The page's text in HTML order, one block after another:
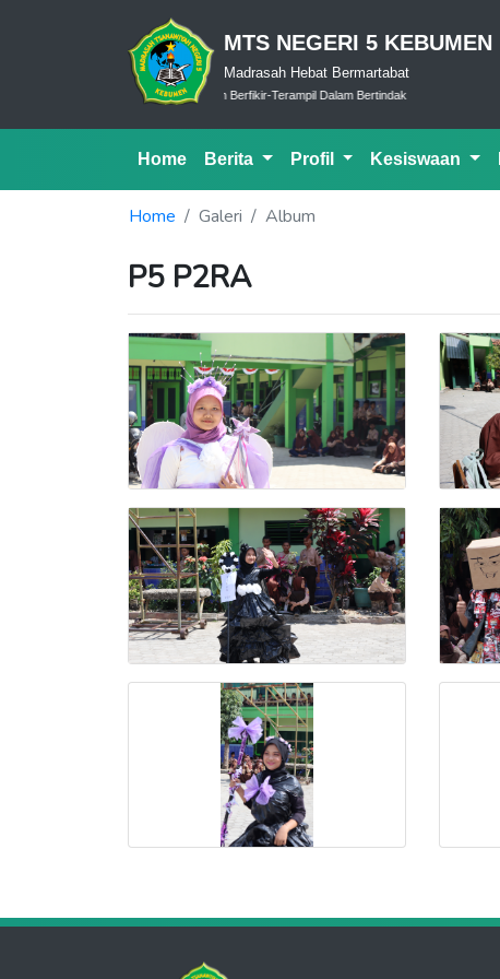
MTS NEGERI 5 KEBUMEN
Madrasah Hebat Bermartabat
Cerdas Dalam Ibadah-Bijak Dalam Berfikir-Terampil Dalam Bertindak
Home Berita Profil Kesiswaan
Home Galeri Album
P5 P2RA